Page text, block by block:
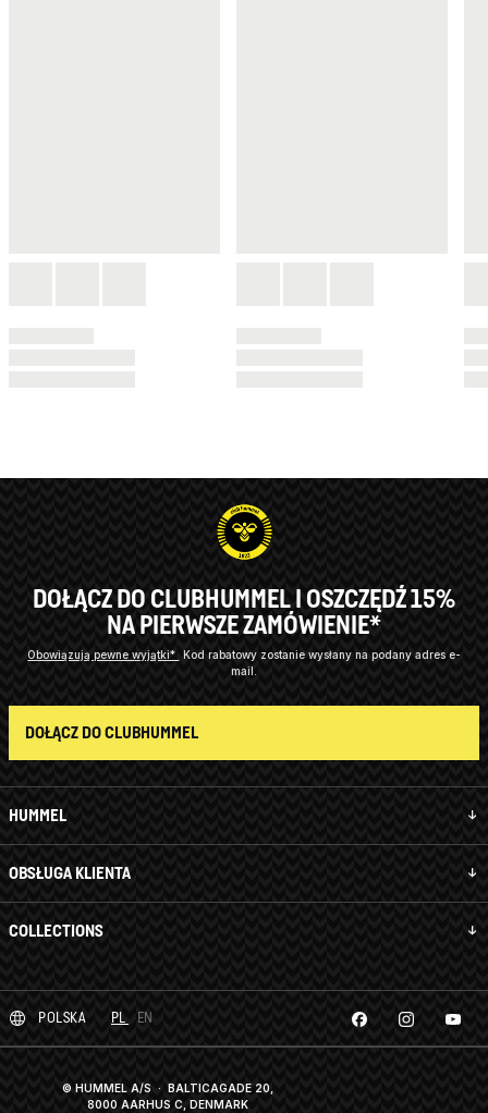
HUMMEL
OBSŁUGA KLIENTA
COLLECTIONS
DOŁĄCZ DO CLUBHUMMEL I OSZCZĘDŹ 15%
NA PIERWSZE ZAMÓWIENIE*
Obowiązują pewne wyjątki*
Kod rabatowy zostanie wysłany na podany adres e-
mail.
DOŁĄCZ DO CLUBHUMMEL
POLSKA PL EN
© HUMMEL A/S · BALTICAGADE 20,
8000 AARHUS C, DENMARK